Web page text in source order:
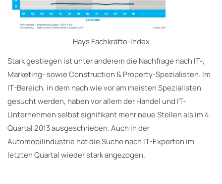
Hays Fachkräfte-Index
Stark gestiegen ist unter anderem die Nachfrage nach IT-,
Marketing- sowie Construction & Property-Spezialisten. Im
IT-Bereich, in dem nach wie vor am meisten Spezialisten
gesucht werden, haben vor allem der Handel und IT-
Unternehmen selbst signifikant mehr neue Stellen als im 4.
Quartal 2013 ausgeschrieben. Auch in der
Automobilindustrie hat die Suche nach IT-Experten im
letzten Quartal wieder stark angezogen.